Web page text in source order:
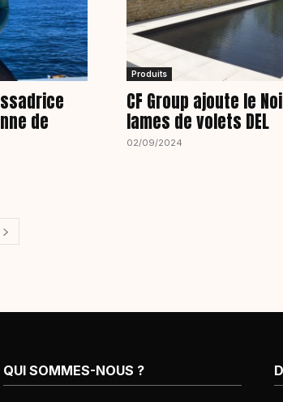
de
Produits
CF Group ajoute le
lames de volets DEL
02/09/2024
QUI SOMMES-NOUS ?